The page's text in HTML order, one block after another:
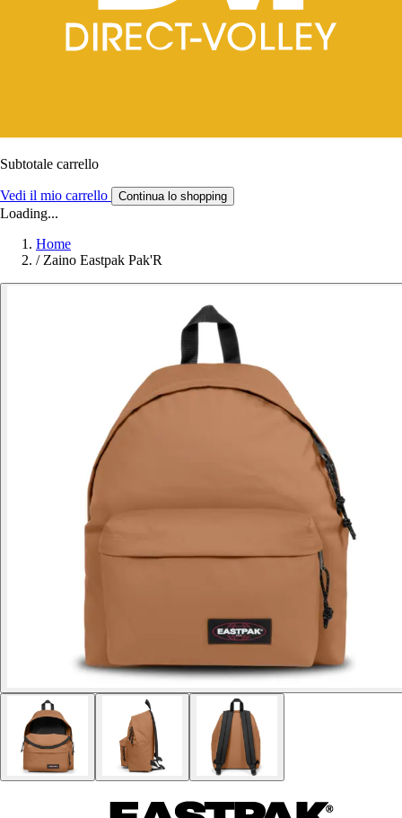
Subtotale carrello
Vedi il mio carrello Continua lo shopping
Loading...
Home
/ Zaino Eastpak Pak'R